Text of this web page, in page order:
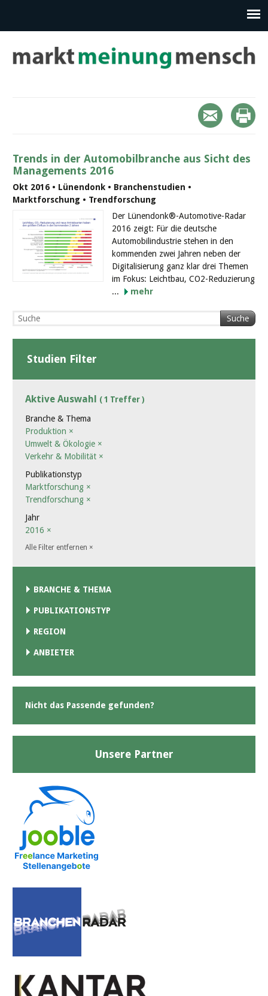
Trends in der Automobilbranche aus Sicht des
Managements 2016
Okt 2016 • Lünendonk • Branchenstudien •
Marktforschung • Trendforschung
Der Lünendonk®-Automotive-Radar
2016 zeigt: Für die deutsche
Automobilindustrie stehen in den
kommenden zwei Jahren neben der
Digitalisierung ganz klar drei Themen
im Fokus: Leichtbau, CO2-Reduzierung
...
mehr
Suche
Studien Filter
Aktive Auswahl ( 1 Treffer )
Branche & Thema
Produktion ×
Umwelt & Ökologie ×
Verkehr & Mobilität ×
Publikationstyp
Marktforschung ×
Trendforschung ×
Jahr
2016 ×
Alle Filter entfernen ×
BRANCHE & THEMA
PUBLIKATIONSTYP
REGION
ANBIETER
Nicht das Passende gefunden?
Unsere Partner